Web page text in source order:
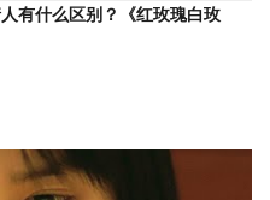
有什么区别？《红玫瑰白玫